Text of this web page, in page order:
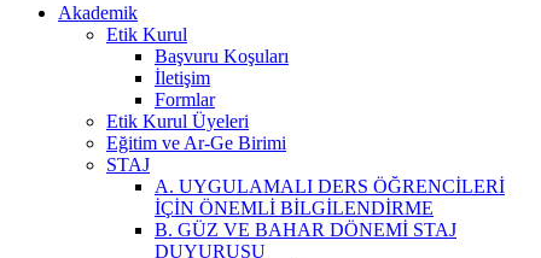
Akademik
Etik Kurul
Başvuru Koşuları
İletişim
Formlar
Etik Kurul Üyeleri
Eğitim ve Ar-Ge Birimi
STAJ
A. UYGULAMALI DERS ÖĞRENCİLERİ
İÇİN ÖNEMLİ BİLGİLENDİRME
B. GÜZ VE BAHAR DÖNEMİ STAJ
DUYURUSU